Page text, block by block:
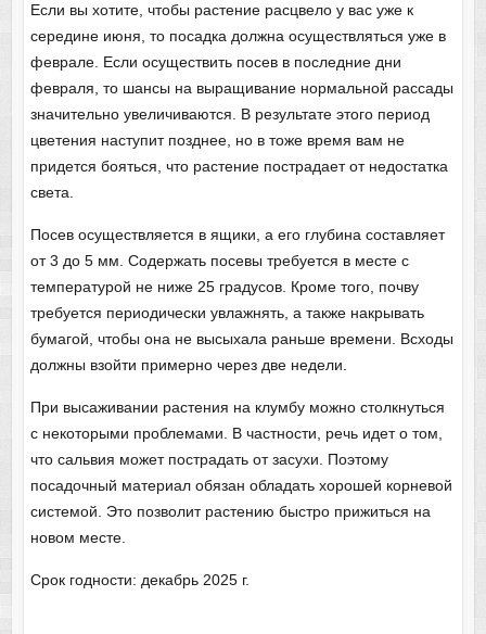
Если вы хотите, чтобы растение расцвело у вас уже к
середине июня, то посадка должна осуществляться уже в
феврале. Если осуществить посев в последние дни
февраля, то шансы на выращивание нормальной рассады
значительно увеличиваются. В результате этого период
цветения наступит позднее, но в тоже время вам не
придется бояться, что растение пострадает от недостатка
света.
Посев осуществляется в ящики, а его глубина составляет
от 3 до 5 мм. Содержать посевы требуется в месте с
температурой не ниже 25 градусов. Кроме того, почву
требуется периодически увлажнять, а также накрывать
бумагой, чтобы она не высыхала раньше времени. Всходы
должны взойти примерно через две недели.
При высаживании растения на клумбу можно столкнуться
с некоторыми проблемами. В частности, речь идет о том,
что сальвия может пострадать от засухи. Поэтому
посадочный материал обязан обладать хорошей корневой
системой. Это позволит растению быстро прижиться на
новом месте.
Срок годности: декабрь 2025 г.